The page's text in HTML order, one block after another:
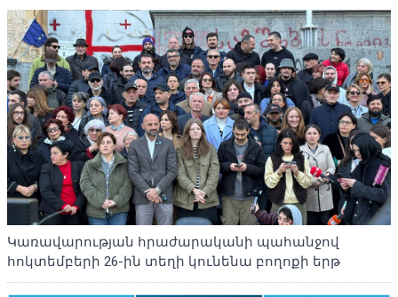
Կառավարության հրաժարականի պահանջով
հոկտեմբերի 26-ին տեղի կունենա բողոքի երթ